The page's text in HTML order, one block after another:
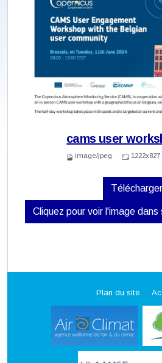
cams user
image/jpeg 1222x827
Télécharger
Cliquez pour voir l'image
Plan du site